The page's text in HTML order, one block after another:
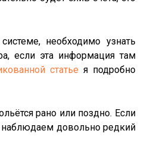
необходимо узнать
если эта информация там
статье я подробно
рано или поздно. Если
наблюдаем довольно редкий